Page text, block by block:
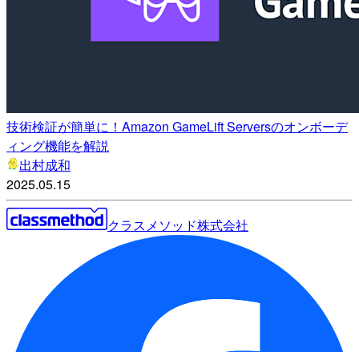
技術検証が簡単に！Amazon GameLift Serversのオンボーデ
ィング機能を解説
出村成和
2025.05.15
クラスメソッド株式会社